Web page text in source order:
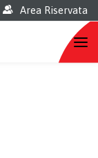
Area Riservata